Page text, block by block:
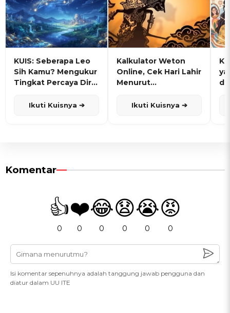
KUIS: Seberapa Leo
Sih Kamu? Mengukur
Tingkat Percaya Diri
Ikuti Kuisnya ➔
Kalkulator Weton
Online, Cek Hari Lahir
Menurut
Ikuti Kuisnya ➔
Komentar
👍
0
❤️
0
😂
0
😧
0
😭
0
😡
0
Isi komentar sepenuhnya adalah tanggung jawab pengguna dan
diatur dalam UU ITE